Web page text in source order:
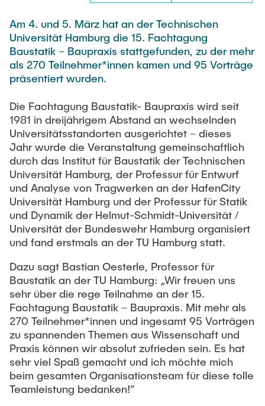
Lehre und Lernen
Best Practices Lehre
Hochschuldidaktik - ZLL
LearnING Center
Lehre im europäischen Verbund (ECIU)
WorkINGLab / Makerspace
„Biobasierte Prozesse und
Reaktortechnologien“
Forschung und Institute
Studienbereich FIT
Institute im Überblick
Am 4. und 5. März hat an der Technischen
Universität Hamburg die 15. Fachtagung
Baustatik – Baupraxis stattgefunden, zu der mehr
als 270 Teilnehmer*innen kamen und 95 Vorträge
präsentiert wurden.
Die Fachtagung Baustatik- Baupraxis wird seit
1981 in dreijährigem Abstand an wechselnden
Universitätsstandorten ausgerichtet – dieses
Jahr wurde die Veranstaltung gemeinschaftlich
durch das Institut für Baustatik der Technischen
Universität Hamburg, der Professur für Entwurf
und Analyse von Tragwerken an der HafenCity
Universität Hamburg und der Professur für Statik
und Dynamik der Helmut-Schmidt-Universität /
Universität der Bundeswehr Hamburg organisiert
und fand erstmals an der TU Hamburg statt.
Dazu sagt Bastian Oesterle, Professor für
Baustatik an der TU Hamburg: „Wir freuen uns
sehr über die rege Teilnahme an der 15.
Fachtagung Baustatik – Baupraxis. Mit mehr als
270 Teilnehmer*innen und ingesamt 95 Vorträgen
zu spannenden Themen aus Wissenschaft und
Praxis können wir absolut zufrieden sein. Es hat
sehr viel Spaß gemacht und ich möchte mich
beim gesamten Organisationsteam für diese tolle
Teamleistung bedanken!“